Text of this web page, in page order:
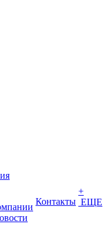
Контакты
+
ЕЩЕ